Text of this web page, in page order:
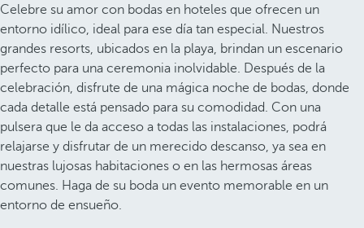
Celebre su amor con bodas en hoteles que ofrecen un
entorno idílico, ideal para ese día tan especial. Nuestros
grandes resorts, ubicados en la playa, brindan un escenario
perfecto para una ceremonia inolvidable. Después de la
celebración, disfrute de una mágica noche de bodas, donde
cada detalle está pensado para su comodidad. Con una
pulsera que le da acceso a todas las instalaciones, podrá
relajarse y disfrutar de un merecido descanso, ya sea en
nuestras lujosas habitaciones o en las hermosas áreas
comunes. Haga de su boda un evento memorable en un
entorno de ensueño.